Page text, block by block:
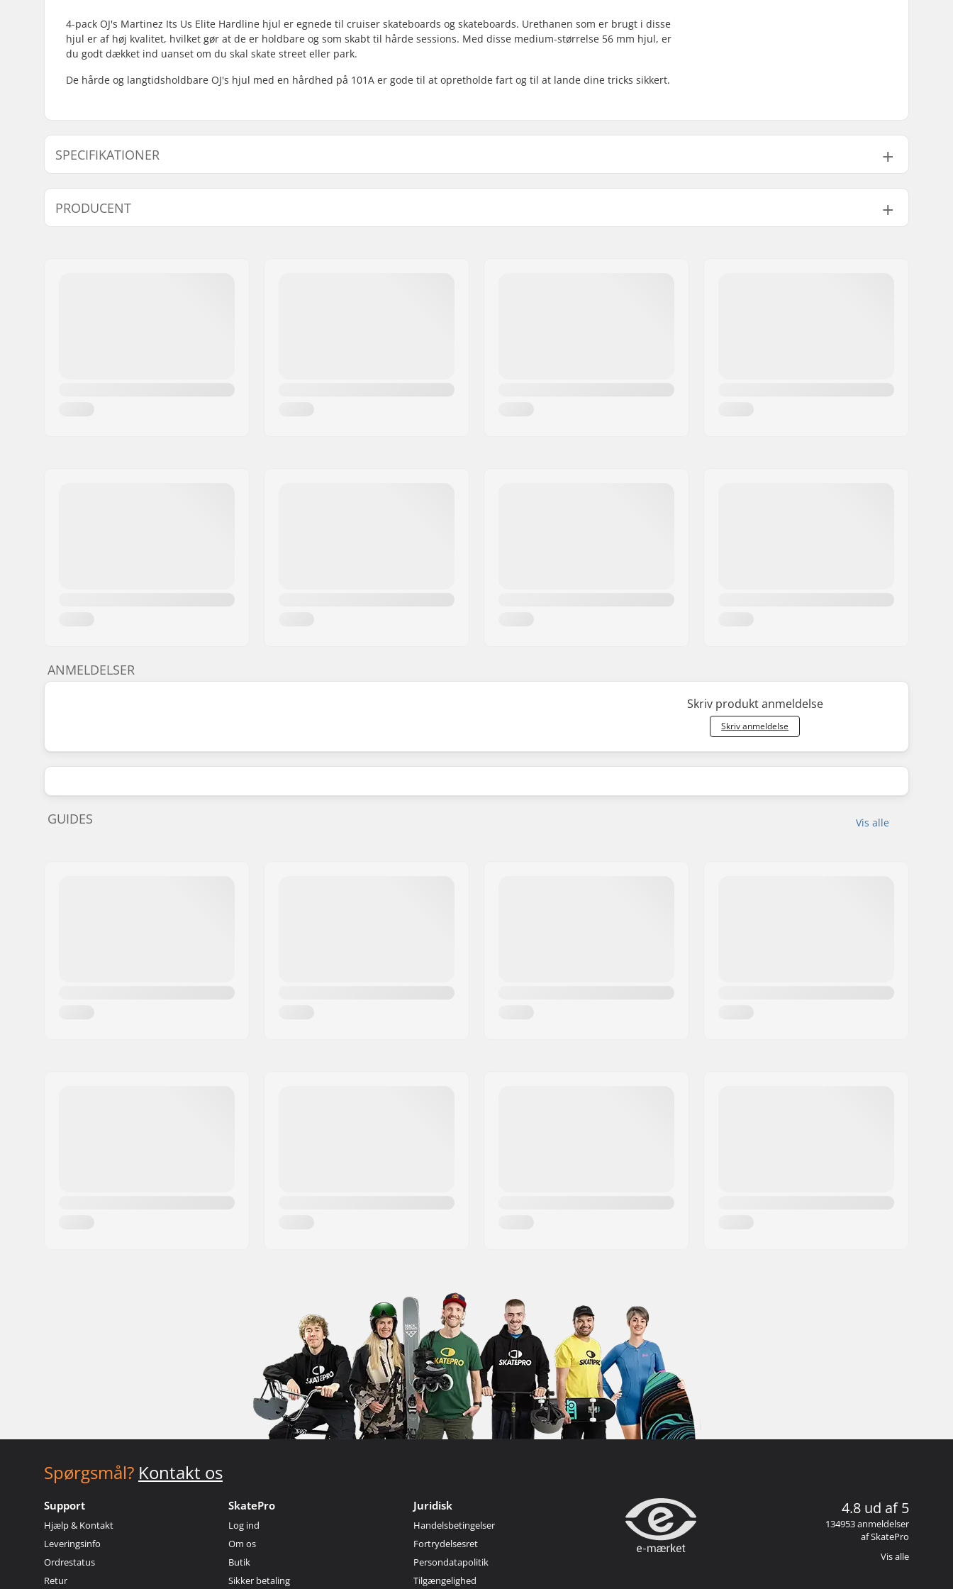
4-pack OJ's Martinez Its Us Elite Hardline hjul er egnede til cruiser skateboards og skateboards. Urethanen som er brugt i disse
hjul er af høj kvalitet, hvilket gør at de er holdbare og som skabt til hårde sessions. Med disse medium-størrelse 56 mm hjul, er
du godt dækket ind uanset om du skal skate street eller park.
De hårde og langtidsholdbare OJ's hjul med en hårdhed på 101A er gode til at opretholde fart og til at lande dine tricks sikkert.
SPECIFIKATIONER
Hjuldiameter:
56mm
Hjulets Kontaktflade:
Kuglelejer:
Ikke inkluderet
Hjul hårdhed:
101A
Hjul per pakke:
4
PRODUCENT
ANMELDELSER
Skriv produkt anmeldelse
Skriv anmeldelse
Vis alle
GUIDES
Spørgsmål? Kontakt os
Support
Hjælp & Kontakt
Leveringsinfo
Ordrestatus
Retur
SkatePro
Log ind
Om os
Butik
Sikker betaling
Juridisk
Handelsbetingelser
Fortrydelsesret
Persondatapolitik
Tilgængelighed
4.8 ud af 5
134953 anmeldelser
af SkatePro
Vis alle